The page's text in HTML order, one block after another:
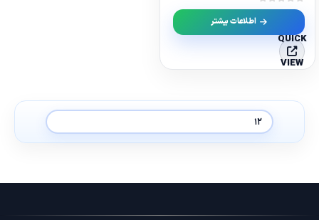
0
out of 5
اطلاعات بیشتر
QUICK
VIEW